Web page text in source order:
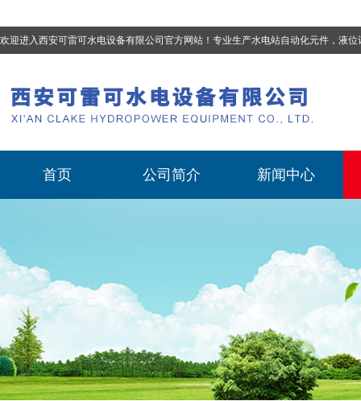
欢迎进入西安可雷可水电设备有限公司官方网站！专业生产水电站自动化元件，液位计、流量计、压力变送器、油混水控制器、温度传感器、电磁阀球阀蝶阀、测速装置、位移
首页 公司简介 新闻中心